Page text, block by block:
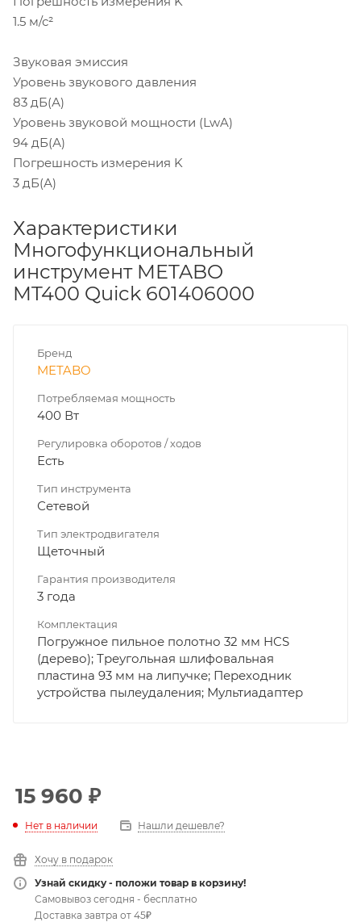
1.5 м/с²
Звуковая эмиссия
Уровень звукового давления
83 дБ(А)
Уровень звуковой мощности (LwA)
94 дБ(А)
Погрешность измерения K
3 дБ(А)
Характеристики
Многофункциональный
инструмент METABO
MT400 Quick 601406000
Бренд
METABO
Потребляемая мощность
400 Вт
Регулировка оборотов / ходов
Есть
Тип инструмента
Сетевой
Тип электродвигателя
Щеточный
Гарантия производителя
3 года
Комплектация
Погружное пильное полотно 32 мм HCS
(дерево); Треугольная шлифовальная
пластина 93 мм на липучке; Переходник
устройства пылеудаления; Мультиадаптер
15 960 ₽
Нет в наличии Нашли дешевле?
Хочу в подарок
Узнай скидку - положи товар в корзину!
Самовывоз сегодня - бесплатно
Доставка завтра от 45₽